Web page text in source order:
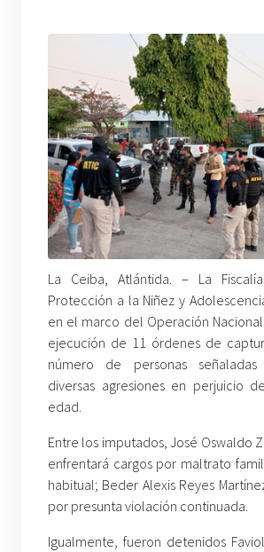
La Ceiba, Atlántida. – La
Protección a la Niñez y
en el marco del Operación
ejecución de 11 órdenes de
número de personas
diversas agresiones en perjuicio
edad.
Entre los imputados, José Oswaldo
enfrentará cargos por maltrato
habitual; Beder Alexis Reyes
por presunta violación continuada.
Igualmente, fueron detenidos